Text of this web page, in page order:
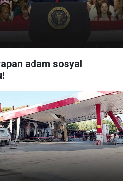
adam sosyal